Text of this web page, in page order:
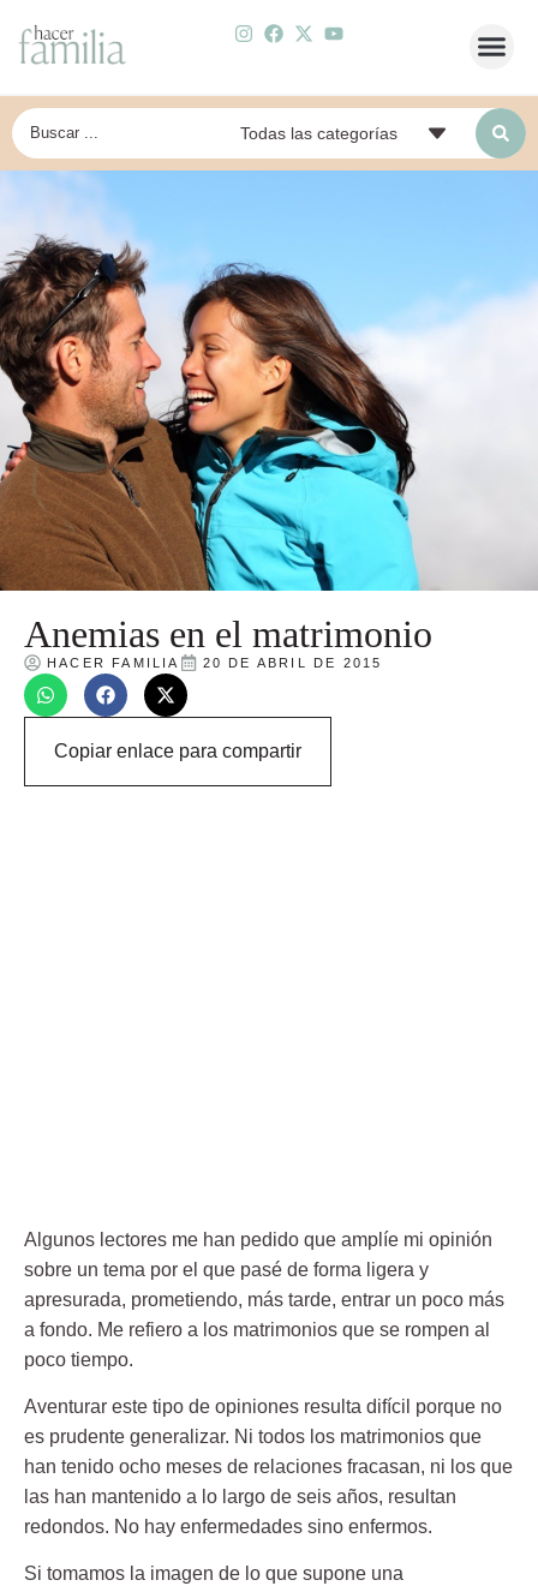
Anemias en el matrimonio
HACER FAMILIA 20 DE ABRIL DE 2015
Copiar enlace para compartir
Algunos lectores me han pedido que amplíe mi opinión
sobre un tema por el que pasé de forma ligera y
apresurada, prometiendo, más tarde, entrar un poco más
a fondo. Me refiero a los matrimonios que se rompen al
poco tiempo.
Aventurar este tipo de opiniones resulta difícil porque no
es prudente generalizar. Ni todos los matrimonios que
han tenido ocho meses de relaciones fracasan, ni los que
las han mantenido a lo largo de seis años, resultan
redondos. No hay enfermedades sino enfermos.
Si tomamos la imagen de lo que supone una